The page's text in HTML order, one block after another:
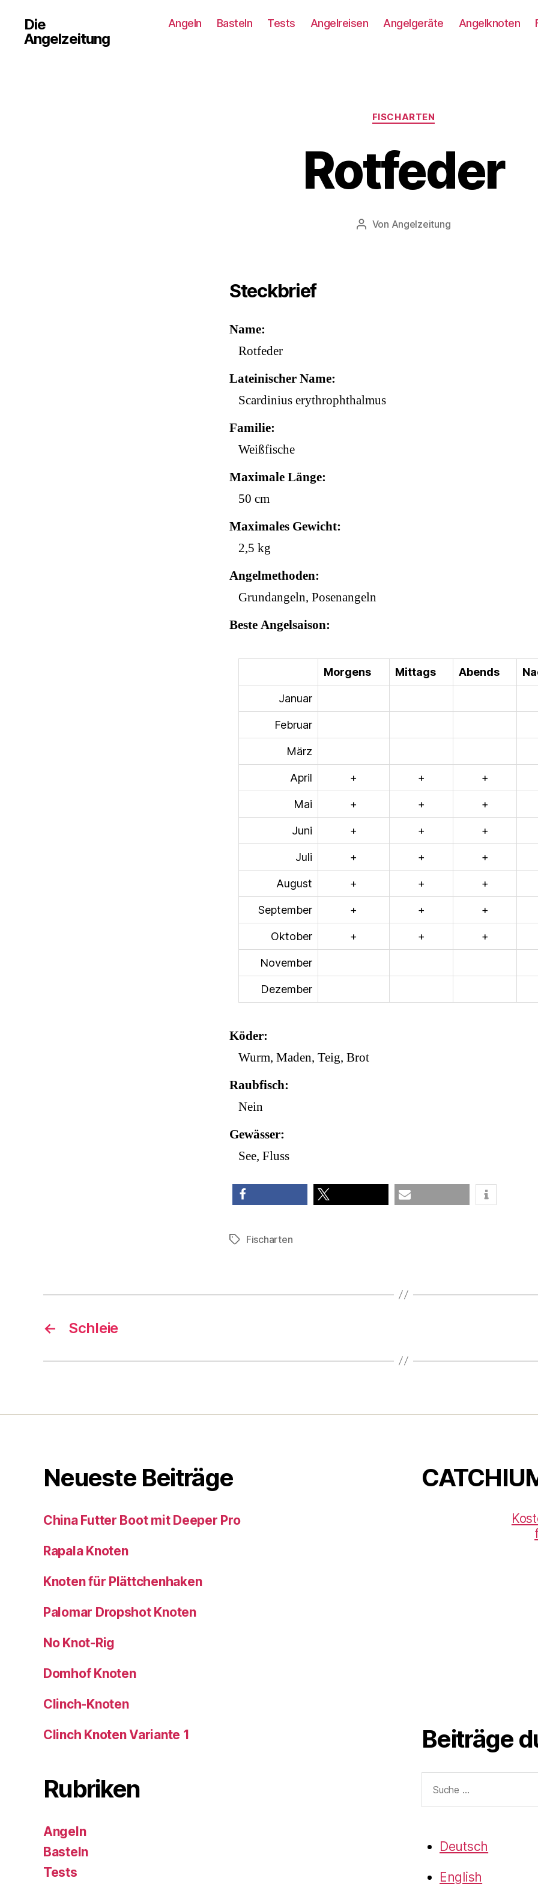
Die
Angelzeitung
Angeln Basteln Tests Angelreisen Angelgeräte Angelknoten
Kategorien
FISCHARTEN
Rotfeder
Beitragsautor
Von Angelzeitung
Steckbrief
Name
Rotfeder
Lateinischer Name
Scardinius erythrophthalmus
Familie
Weißfische
Maximale Länge
50 cm
Maximales Gewicht
2,5 kg
Angelmethoden
Grundangeln, Posenangeln
Beste Angelsaison
Morgens Mittags Abends
Januar
Februar
März
April + + +
Mai + + +
Juni + + +
Juli + + +
August + + +
September + + +
Oktober + + +
November
Dezember
Köder
Wurm, Maden, Teig, Brot
Raubfisch
Nein
Gewässer
See, Fluss
Schlagwörter
Fischarten
← Schleie
Neueste Beiträge
China Futter Boot mit Deeper Pro
Rapala Knoten
Knoten für Plättchenhaken
Palomar Dropshot Knoten
No Knot-Rig
Domhof Knoten
Clinch-Knoten
Clinch Knoten Variante 1
Rubriken
Angeln
Basteln
Tests
Beiträge
nach:
Deutsch
English